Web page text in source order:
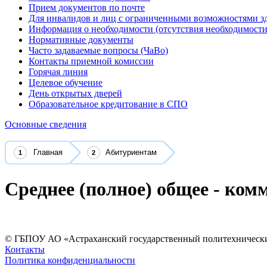
Прием документов по почте
Для инвалидов и лиц с ограниченными возможностями
Информация о необходимости (отсутствия
Нормативные документы
Часто задаваемые вопросы (ЧаВо)
Контакты приемной комиссии
Горячая линия
Целевое обучение
День открытых дверей
Образовательное кредитование в СПО
Основные сведения
Главная Абитуриентам
Среднее (полное) общее -
© ГБПОУ АО «Астраханский государственный
Контакты
Политика конфиденциальности